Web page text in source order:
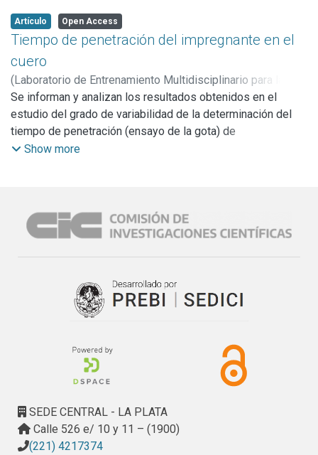
corregida.
También se sugiere la zona de ensayo más comveniente y
para que esta determinación sea adoptada en práctica
industrial.
Artículo Open Access
Tiempo de penetración del impregnante en el
cuero
(Laboratorio de Entrenamiento Multidisciplinario para la
Investigación Tecnológica (LEMIT),1975)Sofía, Alberto
Vera, Víctor D.;Vergara, Jorge A.
Se informan y analizan los resultados obtenidos en el
estudio del grado de variabilidad de la determinación del
tiempo de penetración (ensayo de la gota) de
formulaciones acrílicas impregnantes, en toda el área del
otros datos que permiten crear las condiciones adecuadas
para que esta determinación sea adoptada en práctica
Show more
SEDE CENTRAL - LA PLATA
Calle 526 e/ 10 y 11 – (1900)
(221) 4217374